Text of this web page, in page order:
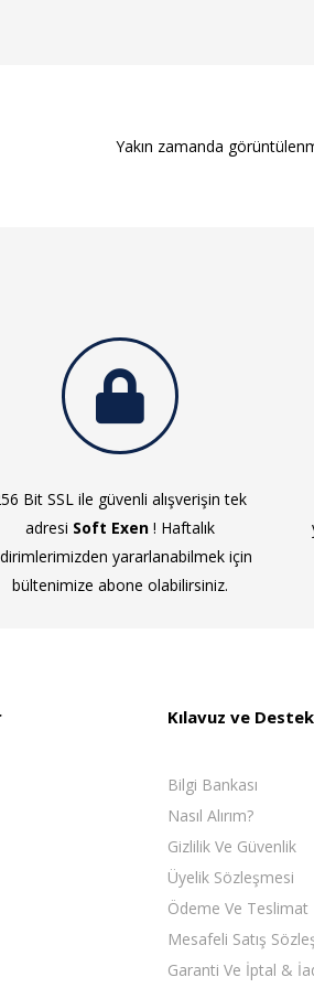
Yakın zamanda
Bit SSL ile güvenli alışverişin tek
adresi Soft Exen ! Haftalık
yararlanabilmek için
bültenimize abone olabilirsiniz.
Kılavuz ve Destek
Bilgi Bankası
Nasıl Alırım?
Gizlilik Ve Güvenlik
Üyelik Sözleşmesi
Ödeme Ve Teslimat
Mesafeli Satış
Garanti Ve İptal &